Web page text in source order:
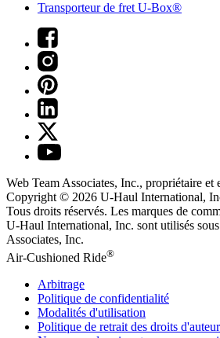
Transporteur de fret U-Box®
Web Team Associates, Inc., propriétaire et
Copyright © 2026 U-Haul International,
Tous droits réservés. Les marques de
U-Haul International, Inc. sont utilisés
Associates, Inc.
Air-Cushioned Ride®
Arbitrage
Politique de confidentialité
Modalités d'utilisation
Politique de retrait des droits d'auteur